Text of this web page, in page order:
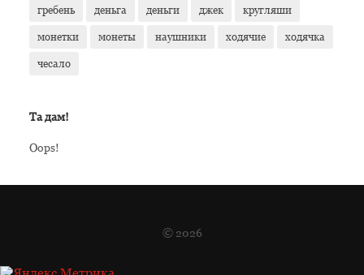
гребень деньга деньги джек кругляши
монетки монеты наушники ходячие ходячка
чесало
Та дам!
Oops!
© 2026